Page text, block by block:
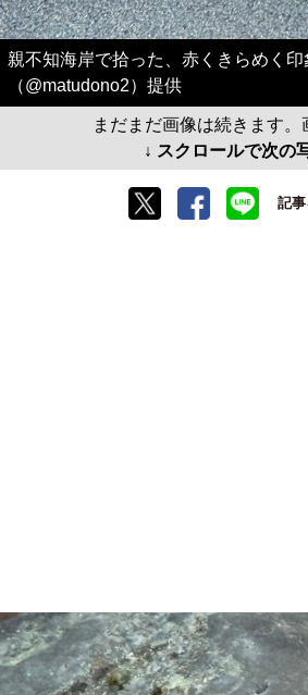
親不知海岸で拾った、赤くきらめく
（@matudono2）提供
まだまだ画像は続きます。
↓ スクロールで次の
記